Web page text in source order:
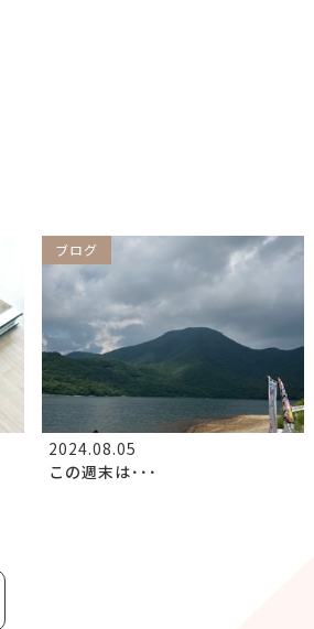
ブログ
2024.08.05
この週末は･･･